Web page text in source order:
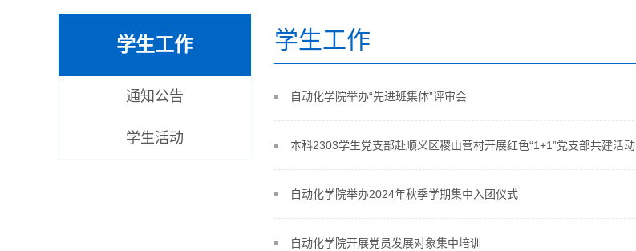
学生工作
通知公告
学生活动
学生工作
自动化学院举办“先进班集体”评审会
本科2303学生党支部赴顺义区稷山营村开展红色“1+1”党支部共建活动
自动化学院举办2024年秋季学期集中入团仪式
自动化学院开展党员发展对象集中培训